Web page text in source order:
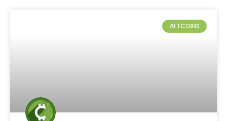
ALTCOINS